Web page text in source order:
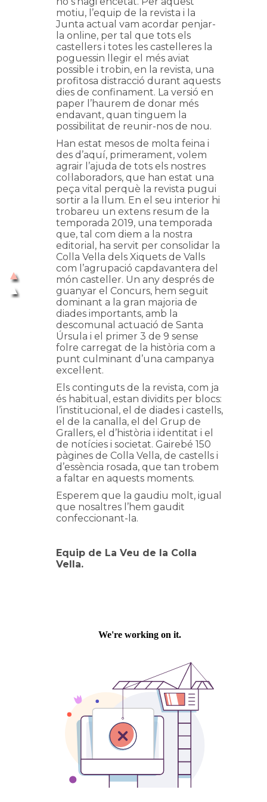
motiu, l’equip de la revista i la
Junta actual vam acordar penjar-
la online, per tal que tots els
castellers i totes les castelleres la
poguessin llegir el més aviat
possible i trobin, en la revista, una
profitosa distracció durant aquests
dies de confinament. La versió en
paper l’haurem de donar més
endavant, quan tinguem la
possibilitat de reunir-nos de nou.
Han estat mesos de molta feina i
des d’aquí, primerament, volem
agrair l’ajuda de tots els nostres
col·laboradors, que han estat una
peça vital perquè la revista pugui
sortir a la llum. En el seu interior hi
trobareu un extens resum de la
temporada 2019, una temporada
que, tal com diem a la nostra
editorial, ha servit per consolidar la
Colla Vella dels Xiquets de Valls
com l’agrupació capdavantera del
món casteller. Un any després de
guanyar el Concurs, hem seguit
dominant a la gran majoria de
diades importants, amb la
descomunal actuació de Santa
Úrsula i el primer 3 de 9 sense
folre carregat de la història com a
punt culminant d’una campanya
excel·lent.
Els continguts de la revista, com ja
és habitual, estan dividits per blocs:
l’institucional, el de diades i castells,
el de la canalla, el del Grup de
Grallers, el d’història i identitat i el
de notícies i societat. Gairebé 150
pàgines de Colla Vella, de castells i
d’essència rosada, que tan trobem
a faltar en aquests moments.
Esperem que la gaudiu molt, igual
que nosaltres l’hem gaudit
confeccionant-la.
Equip de La Veu de la Colla
Vella.